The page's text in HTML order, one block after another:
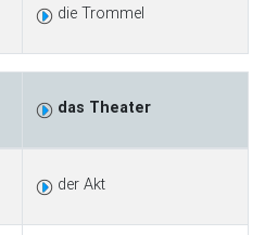
die Trommel
das Theater
der Akt